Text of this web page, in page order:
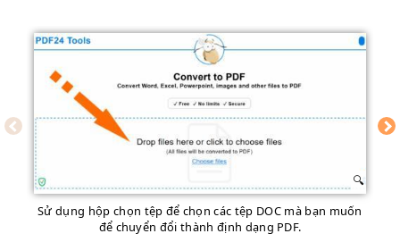
Sử dụng hộp chọn tệp để chọn các tệp DOC mà bạn muốn
để chuyển đổi thành định dạng PDF.